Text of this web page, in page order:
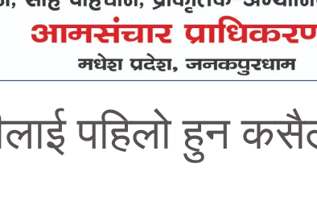
पहिलो हुन